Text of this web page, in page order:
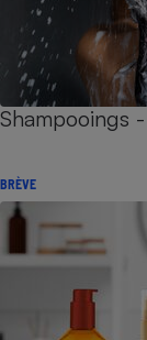
Shampooings
BRÈVE